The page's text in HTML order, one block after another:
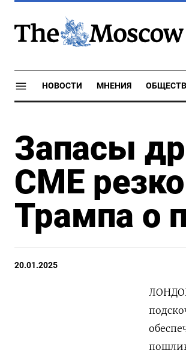
НОВОСТИ МНЕНИЯ
Запасы
CME
Трампа о
20.01.2025